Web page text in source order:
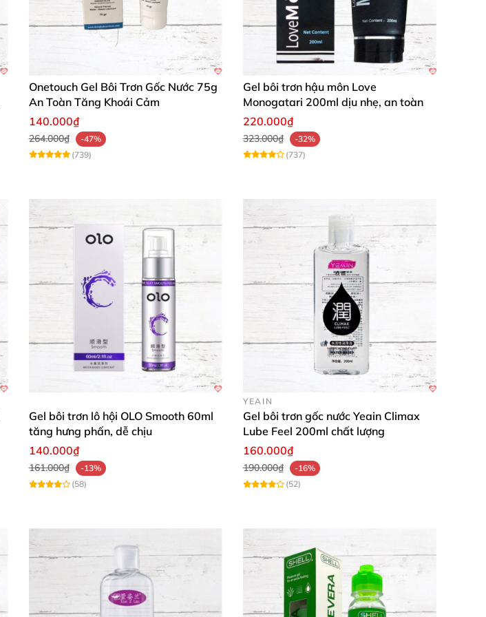
Onetouch Gel Bôi Trơn Gốc Nước 75g
An Toàn Tăng Khoái Cảm
140.000₫
264.000₫
-47%
(739)
Gel bôi trơn hậu môn Love
Monogatari 200ml dịu nhẹ, an toàn
220.000₫
323.000₫
-32%
(737)
Gel bôi trơn lô hội OLO Smooth 60ml
tăng hưng phấn, dễ chịu
140.000₫
161.000₫
-13%
(58)
YEAIN
Gel bôi trơn gốc nước Yeain Climax
Lube Feel 200ml chất lượng
160.000₫
190.000₫
-16%
(52)